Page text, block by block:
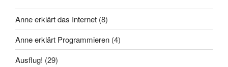
Anne erklärt das Internet (8)
Anne erklärt Programmieren (4)
Ausflug! (29)